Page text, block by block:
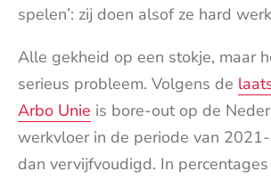
spelen’: zij doen alsof ze hard
Alle gekheid op een stokje, maar
serieus probleem. Volgens de
Arbo Unie is bore-out op de
werkvloer in de periode van
dan vervijfvoudigd. In